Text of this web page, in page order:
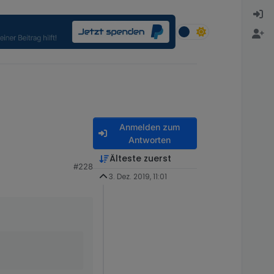
#228
Anmelden zum
Antworten
Älteste zuerst
3. Dez. 2019, 11:01